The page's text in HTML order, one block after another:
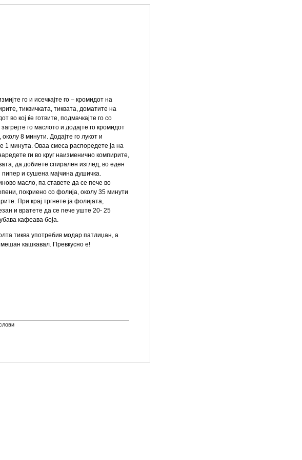
го и исечкајте го – кромидот на
тиквичката, тиквата, доматите на
во кој ќе готвите, подмачкајте го со
го маслото и додајте го кромидот
8 минути. Додајте го лукот и
1 минута. Оваа смеса распоредете ја на
ги во круг наизменично компирите,
да добиете спирален изглед, во еден
и сушена мајчина душичка.
масло, па ставете да се пече во
покриено со фолија, околу 35 минути
При крај тргнете ја фолијата,
и вратете да се пече уште 20- 25
кафеава боја.
тиква употребив модар патлиџан, а
кашкавал. Превкусно е!